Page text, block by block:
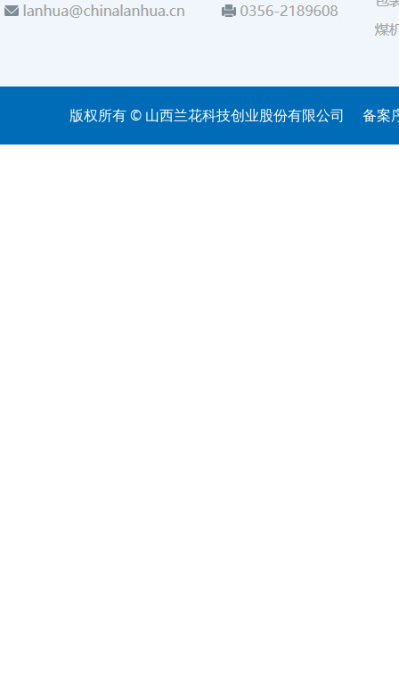
版权所有 © 山西兰花科技创业股份有限公司 备案